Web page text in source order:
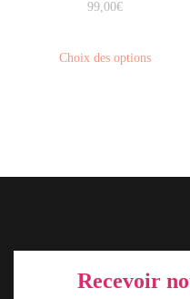
99,00€
Choix des options
Recevoir